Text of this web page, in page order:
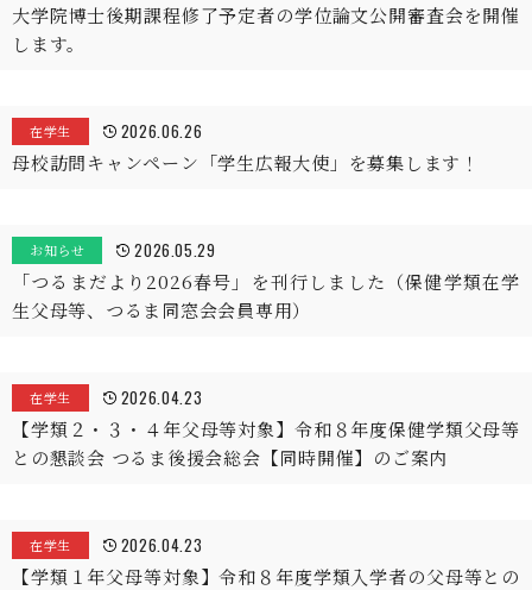
大学院博士後期課程修了予定者の学位論文公開審査会を開催
します。
在学生 2026.06.26
母校訪問キャンペーン「学生広報大使」を募集します！
お知らせ 2026.05.29
「つるまだより2026春号」を刊行しました（保健学類在学
生父母等、つるま同窓会会員専用）
在学生 2026.04.23
【学類２・３・４年父母等対象】令和８年度保健学類父母等
との懇談会 つるま後援会総会【同時開催】のご案内
在学生 2026.04.23
【学類１年父母等対象】令和８年度学類入学者の父母等との